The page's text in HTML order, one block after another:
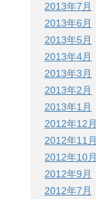
2013年7月
2013年6月
2013年5月
2013年4月
2013年3月
2013年2月
2013年1月
2012年12月
2012年11月
2012年10月
2012年9月
2012年7月